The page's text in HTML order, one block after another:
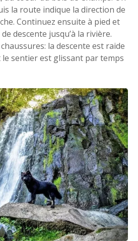
la route indique la direction de
Continuez ensuite à pied et
descente jusqu’à la rivière.
la descente est raide
le sentier est glissant par temps